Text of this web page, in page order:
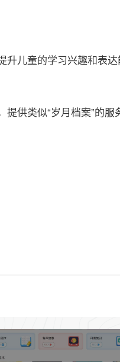
儿童的学习兴趣和表达
供类似“岁月档案”的服